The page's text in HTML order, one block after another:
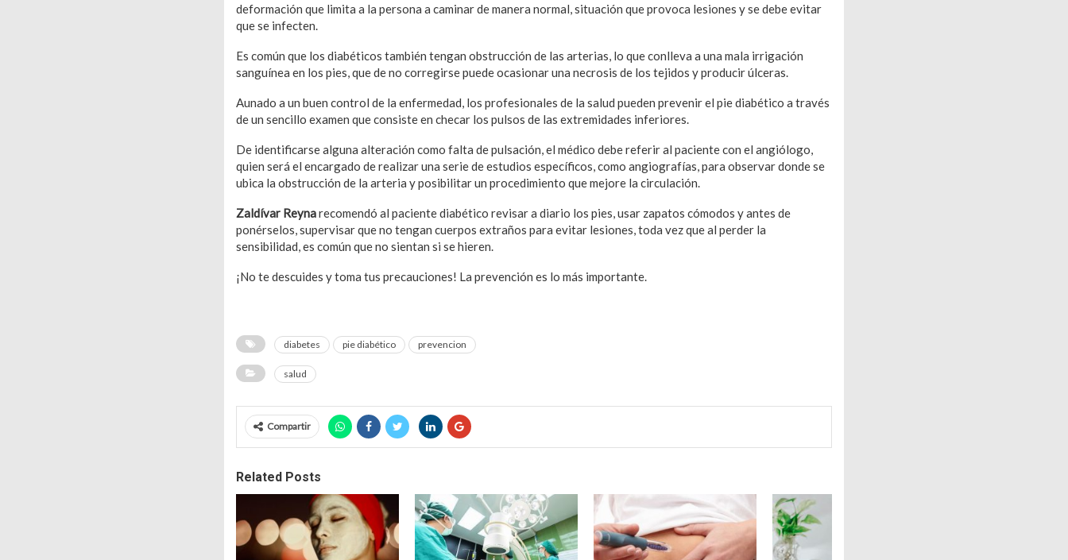
deformación que limita a la persona a caminar de manera normal, situación que provoca lesiones y se debe evitar
que se infecten.
Es común que los diabéticos también tengan obstrucción de las arterias, lo que conlleva a una mala irrigación
sanguínea en los pies, que de no corregirse puede ocasionar una necrosis de los tejidos y producir úlceras.
Aunado a un buen control de la enfermedad, los profesionales de la salud pueden prevenir el pie diabético a través
de un sencillo examen que consiste en checar los pulsos de las extremidades inferiores.
De identificarse alguna alteración como falta de pulsación, el médico debe referir al paciente con el angiólogo,
quien será el encargado de realizar una serie de estudios específicos, como angiografías, para observar donde se
ubica la obstrucción de la arteria y posibilitar un procedimiento que mejore la circulación.
Zaldívar Reynarecomendó al paciente diabético revisar a diario los pies, usar zapatos cómodos y antes de
ponérselos, supervisar que no tengan cuerpos extraños para evitar lesiones, toda vez que al perder la
sensibilidad, es común que no sientan si se hieren.
¡No te descuides y toma tus precauciones! La prevención es lo más importante.
diabetes pie diabético prevencion
salud
Compartir
Related Posts